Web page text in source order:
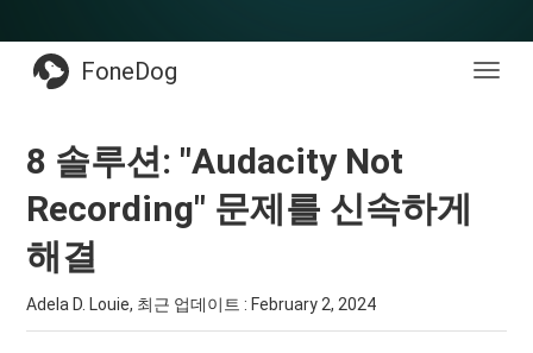
전
FoneDog
8 솔루션: "Audacity Not
Recording" 문제를 신속하게
해결
Adela D. Louie, 최근 업데이트 : February 2, 2024